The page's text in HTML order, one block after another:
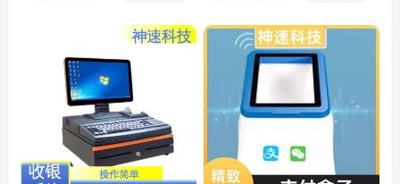
童鞋店会员卡管理系统